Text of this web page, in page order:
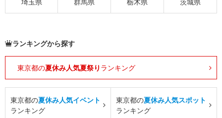
ランキングから探す
東京都の夏休み人気夏祭り ランキング
東京都の夏休み人気イベント
ランキング
東京都の夏休み人気スポット
ランキング